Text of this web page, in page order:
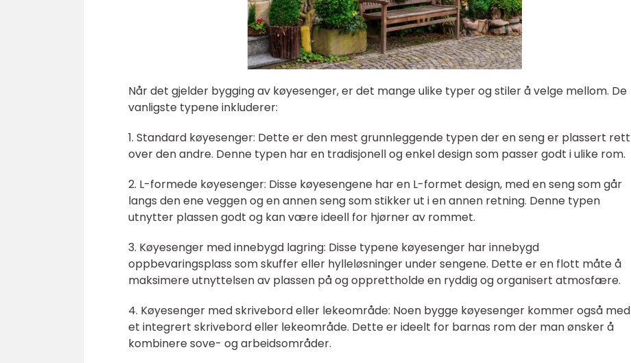
Når det gjelder bygging av køyesenger, er det mange ulike typer og stiler å velge mellom. De
vanligste typene inkluderer:
1. Standard køyesenger: Dette er den mest grunnleggende typen der en seng er plassert rett
over den andre. Denne typen har en tradisjonell og enkel design som passer godt i ulike rom.
2. L-formede køyesenger: Disse køyesengene har en L-formet design, med en seng som går
langs den ene veggen og en annen seng som stikker ut i en annen retning. Denne typen
utnytter plassen godt og kan være ideell for hjørner av rommet.
3. Køyesenger med innebygd lagring: Disse typene køyesenger har innebygd
oppbevaringsplass som skuffer eller hylleløsninger under sengene. Dette er en flott måte å
maksimere utnyttelsen av plassen på og opprettholde en ryddig og organisert atmosfære.
4. Køyesenger med skrivebord eller lekeområde: Noen bygge køyesenger kommer også med
et integrert skrivebord eller lekeområde. Dette er ideelt for barnas rom der man ønsker å
kombinere sove- og arbeidsområder.